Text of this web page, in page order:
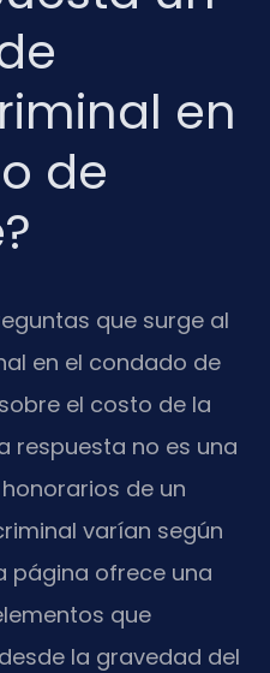
en
de
que surge al
en el condado de
el costo de la
respuesta no es una
de un
varían según
página ofrece una
que
la gravedad del